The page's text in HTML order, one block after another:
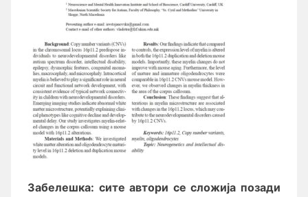
Забелешка: сите автори се сложија позади